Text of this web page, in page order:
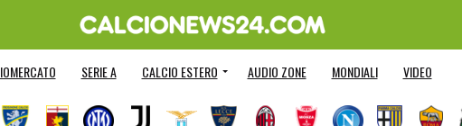
SERIE A CALCIO ESTERO AUDIO ZONE MONDIALI VIDEO